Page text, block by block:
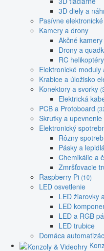
3D diely a
Pasívne
Kamery a drony
Akčné kamery
Drony a
RC
Elektronické moduly
Krabice a úložisko
Konektory a svorky
Elektrická
PCB a Protoboard
Skrutky a upevnenie
Elektronický
Rôzny
Pásky a
Chemikálie a
Zmršťovacie
Raspberry Pi (10)
LED osvetlenie
LED žiarovky
LED
LED a RGB
LED trubice
Domáca